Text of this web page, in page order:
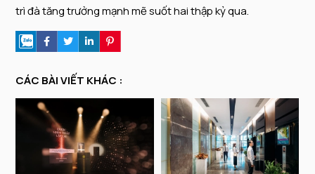
trì đà tăng trưởng mạnh mẽ suốt hai thập kỷ qua.
CÁC BÀI VIẾT KHÁC :